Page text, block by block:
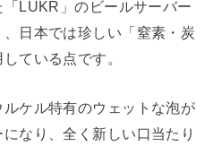
LUKR」のビールサーバー
日本では珍しい「窒素・炭
ている点です。
ケル特有のウェットな泡が
なり、全く新しい口当たり